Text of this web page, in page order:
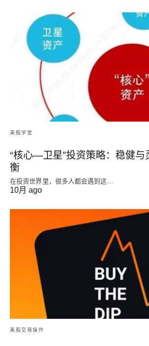
美股学堂
“核心—卫星”投资策略：稳健与
衡
在投资世界里，很多人都会遇到这…
10月 ago
美股交易操作